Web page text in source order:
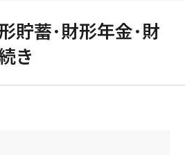
ま
貯蓄･財形年金･財
き